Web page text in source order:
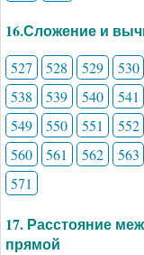
16.Сложение и
527 528 529 530
538
539 540 541
549
550 551 552
560
561 562 563
571
17. Расстояние
прямой